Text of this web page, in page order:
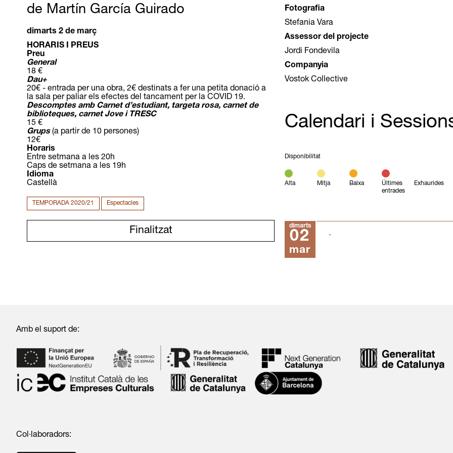
de Martín García Guirado
dimarts 2 de març
HORARIS I PREUS
Preu
General
18 €
Dau+
20€ - entrada per una obra, 2€ destinats a fer una petita donació a
la sala per paliar els efectes del tancament per la COVID 19.
Descomptes amb Carnet d’estudiant, targeta rosa, carnet de
biblioteques, carnet Jove i TRESC
15 €
Grups(a partir de 10 persones)
12€
Horaris
Entre setmana a les 20h
Caps de setmana a les 19h
Idioma
Castellà
TEMPORADA 2020/21 Espectacles
Finalitzat
Fotografia
Stefania Vara
Assessor del projecte
Jordi Fondevila
Companyia
Vostok Collective
Calendari i
Disponibilitat
Alta Mitja Baixa
Últimes
entrades
Exhaurides
dimarts
02
mar
Amb el suport de:
Col·laboradors: